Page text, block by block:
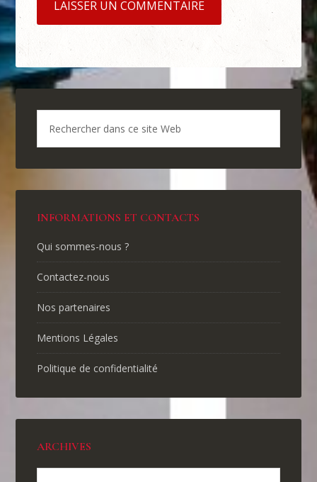
INFORMATIONS ET CONTACTS
Qui sommes-nous ?
Contactez-nous
Nos partenaires
Mentions Légales
Politique de confidentialité
ARCHIVES